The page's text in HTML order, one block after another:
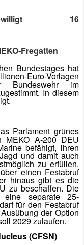
bewilligt 16
Fregatten
Bundestages hat
Euro-Vorlagen
Bundeswehr im
In diesem
Parlament grünes
MEKO A-200 DEU
befähigt, ihren
und damit auch
zu erfüllen.
einen Festabruf
hinaus gibt es die
zu beschaffen. Die
eine separate 25-
für den Festabruf
der Option
2029 zulaufen.
(CFSN)